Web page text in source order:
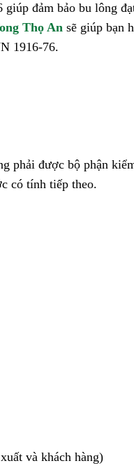
đảm bảo bu lông
Thọ An sẽ giúp bạn
1916-76.
phải được bộ phận
có tính tiếp theo.
và khách hàng)